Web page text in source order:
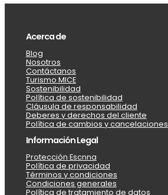
Acerca de
Blog
Nosotros
Contáctanos
Turismo MICE
Sostenibilidad
Política de sostenibilidad
Cláusula de responsabilidad
Deberes y derechos del cliente
Política de cambios y cancelaciones
Información Legal
Protección Escnna
Política de privacidad
Términos y condiciones
Condiciones generales
Política de tratamiento de datos